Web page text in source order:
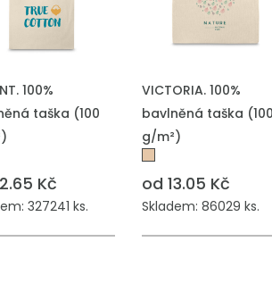
DO POPTÁVKY
100%
taška (100
Kč
327241 ks.
PŘIDAT DO POPTÁVKY
VICTORIA. 100%
bavlněná taška (100
g/m²)
od 13.05 Kč
Skladem: 86029 ks.